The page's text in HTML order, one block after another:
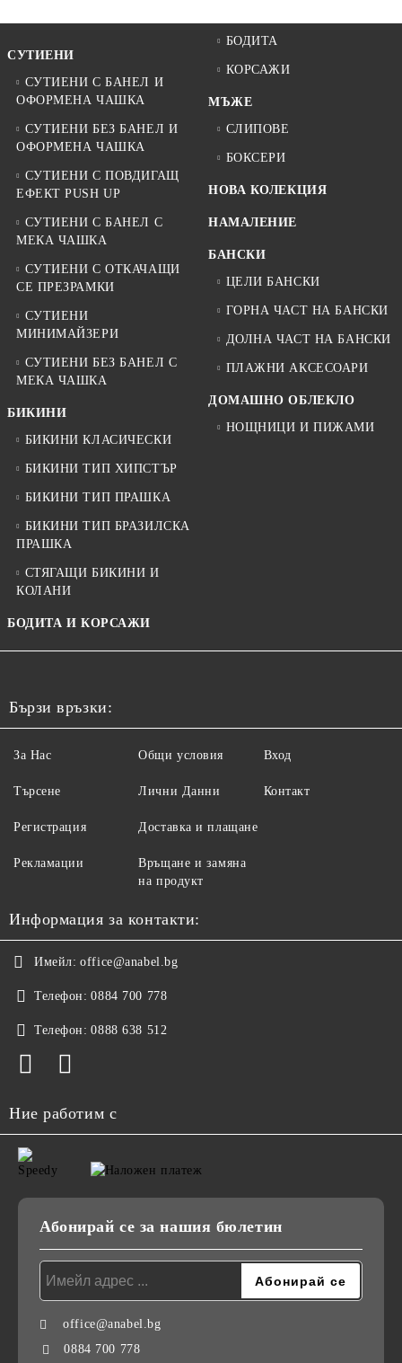
СУТИЕНИ
СУТИЕНИ С БАНЕЛ И
ОФОРМЕНА ЧАШКА
СУТИЕНИ БЕЗ БАНЕЛ И
ОФОРМЕНА ЧАШКА
СУТИЕНИ С ПОВДИГАЩ
ЕФЕКТ PUSH UP
СУТИЕНИ С БАНЕЛ С
МЕКА ЧАШКА
СУТИЕНИ С ОТКАЧАЩИ
СЕ ПРЕЗРАМКИ
СУТИЕНИ
МИНИМАЙЗЕРИ
СУТИЕНИ БЕЗ БАНЕЛ С
МЕКА ЧАШКА
БИКИНИ
БИКИНИ КЛАСИЧЕСКИ
БИКИНИ ТИП ХИПСТЪР
БИКИНИ ТИП ПРАШКА
БИКИНИ ТИП БРАЗИЛСКА
ПРАШКА
СТЯГАЩИ БИКИНИ И
КОЛАНИ
БОДИТА И КОРСАЖИ
БОДИТА
КОРСАЖИ
МЪЖЕ
СЛИПОВЕ
БОКСЕРИ
НОВА КОЛЕКЦИЯ
НАМАЛЕНИЕ
БАНСКИ
ЦЕЛИ БАНСКИ
ГОРНА ЧАСТ НА БАНСКИ
ДОЛНА ЧАСТ НА БАНСКИ
ПЛАЖНИ АКСЕСОАРИ
ДОМАШНО ОБЛЕКЛО
НОЩНИЦИ И ПИЖАМИ
Бързи връзки:
За Нас
Търсене
Регистрация
Рекламации
Общи условия
Лични Данни
Доставка и плащане
Връщане и замяна
на продукт
Вход
Контакт
Информация за контакти:
Имейл: office@anabel.bg
Телефон: 0884 700 778
Телефон: 0888 638 512
Ние работим с
Абонирай се за нашия бюлетин
office@anabel.bg
0884 700 778